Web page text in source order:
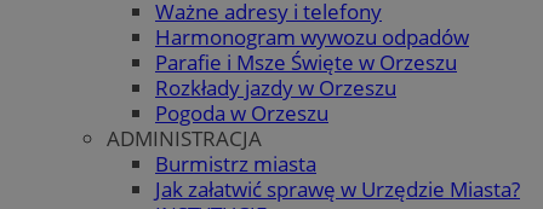
Ważne adresy i telefony
Harmonogram wywozu odpadów
Parafie i Msze Święte w Orzeszu
Rozkłady jazdy w Orzeszu
Pogoda w Orzeszu
ADMINISTRACJA
Burmistrz miasta
Jak załatwić sprawę w Urzędzie Miasta?